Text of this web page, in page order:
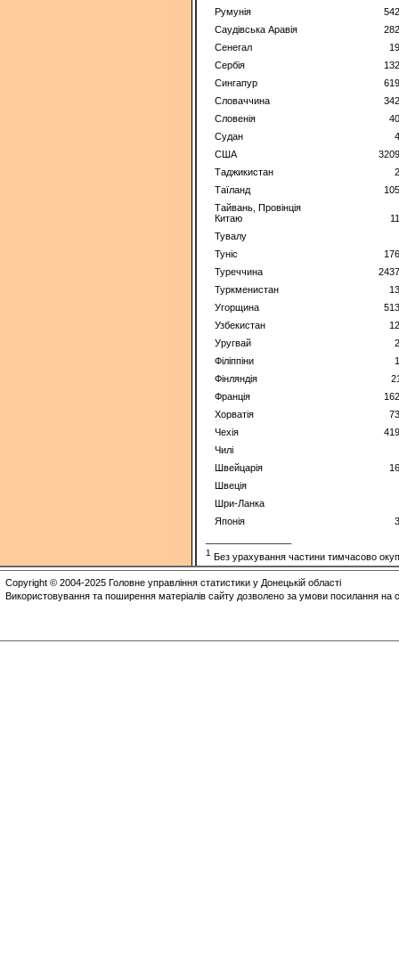
Румунія
Саудівська Аравія
Сенегал
Сербія
Сингапур
Словаччина
Словенія
Судан
США
Таджикистан
Таїланд
Тайвань, Провінція
Китаю
Тувалу
Туніс
Туреччина
Туркменистан
Угорщина
Узбекистан
Уругвай
Філіппіни
Фінляндія
Франція
Хорватія
Чехія
Чилі
Швейцарія
Швеція
Шри-Ланка
Японія
1 Без урахування частини тимчасово
Copyright © 2004-2025 Головне управління статистики у Донецькій області
Використовування та поширення матеріалів сайту дозволено за умови посилання на